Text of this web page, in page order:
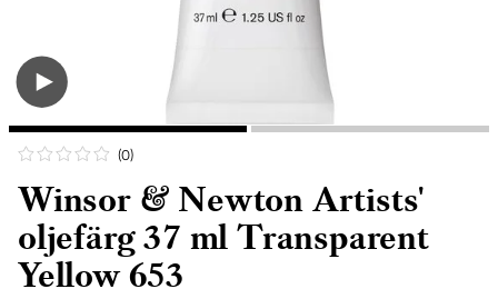
(0)
Winsor & Newton Artists'
oljefärg 37 ml Transparent
Yellow 653